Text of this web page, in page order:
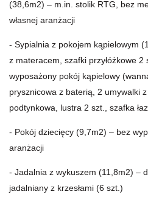
(38,6m2) – m.in. stolik RTG, bez
własnej aranżacji
- Sypialnia z pokojem kąpielowym
z materacem, szafki przyłóżkowe
wyposażony pokój kąpielowy
prysznicowa z baterią, 2 umywalki
podtynkowa, lustra 2 szt., szafka
- Pokój dziecięcy (9,7m2) – bez
aranżacji
- Jadalnia z wykuszem (11,8m2) –
jadalniany z krzesłami (6 szt.)